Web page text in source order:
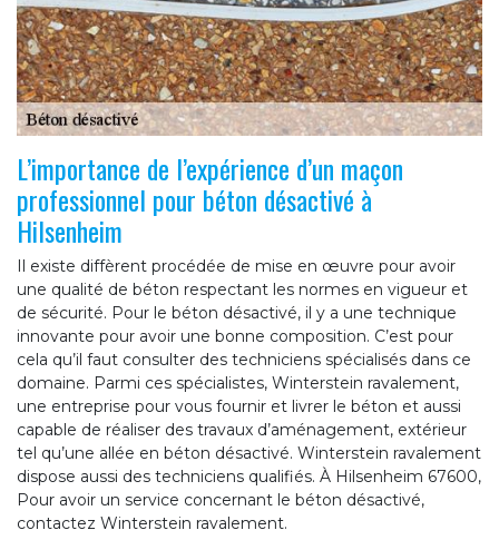
L’importance de l’expérience d’un maçon
professionnel pour béton désactivé à
Hilsenheim
Il existe diffèrent procédée de mise en œuvre pour avoir
une qualité de béton respectant les normes en vigueur et
de sécurité. Pour le béton désactivé, il y a une technique
innovante pour avoir une bonne composition. C’est pour
cela qu’il faut consulter des techniciens spécialisés dans ce
domaine. Parmi ces spécialistes, Winterstein ravalement,
une entreprise pour vous fournir et livrer le béton et aussi
capable de réaliser des travaux d’aménagement, extérieur
tel qu’une allée en béton désactivé. Winterstein ravalement
dispose aussi des techniciens qualifiés. À Hilsenheim 67600,
Pour avoir un service concernant le béton désactivé,
contactez Winterstein ravalement.